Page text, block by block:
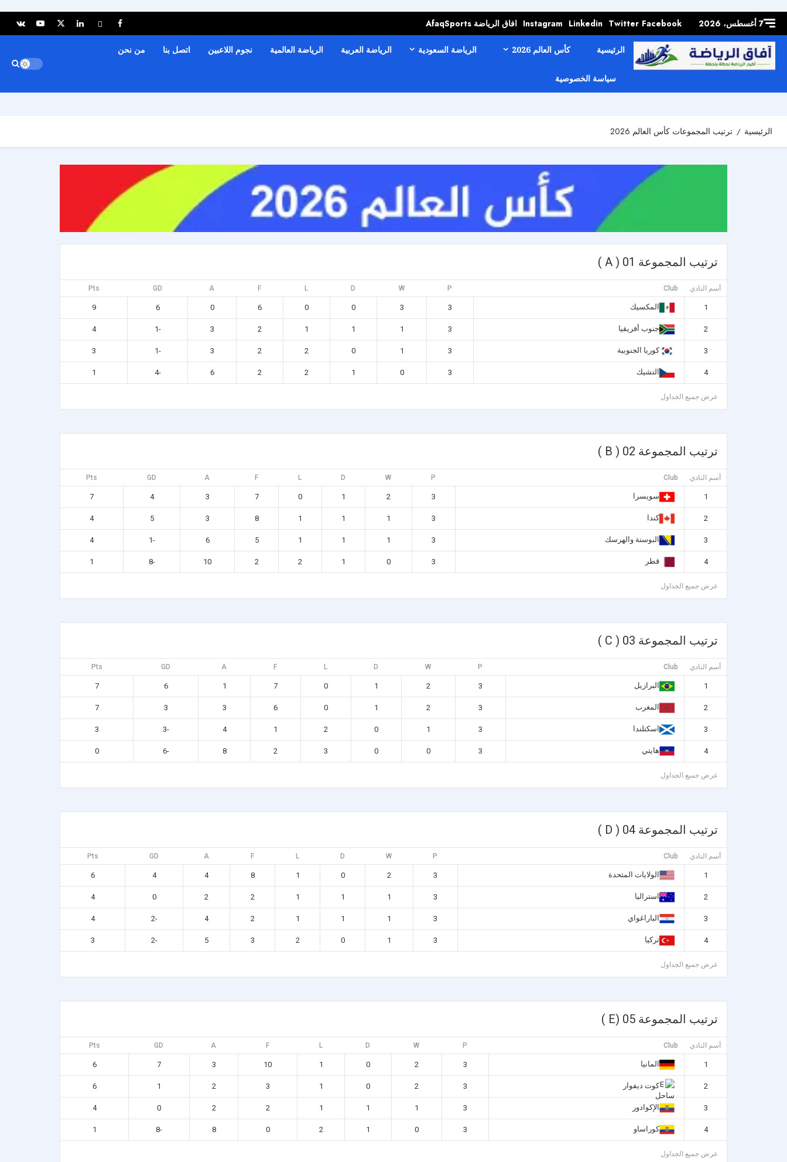
content7 أغسطس، 2026 Facebook
Twitter
Linkedin
Instagram افاق الرياضة AfaqSports
الرئيسية كأس العالم 2026 الرياضة السعودية الرياضة العربية الرياضة العالمية نجوم اللاعبين اتصل بنا من نحن
سياسة الخصوصية
الرئيسية ترتيب المجموعات كأس العالم 2026
ترتيب المجموعة 01 ( A )
أسم النادي Club
P
W
D
L
F
A
GD
Pts
1 المكسيك 3
3
0
0
6
0
6
9
2 جنوب أفريقيا 3
1
1
1
2
3
-1
4
3 كوريا الجنوبية 3
1
0
2
2
3
-1
3
4 التشيك 3
0
1
2
2
6
-4
1
عرض جميع الجداول
ترتيب المجموعة 02 ( B )
أسم النادي Club
P
W
D
L
F
A
GD
Pts
1 سويسرا 3
2
1
0
7
3
4
7
2 كندا 3
1
1
1
8
3
5
4
3 البوسنة والهرسك 3
1
1
1
5
6
-1
4
4 قطر 3
0
1
2
2
10
-8
1
عرض جميع الجداول
ترتيب المجموعة 03 ( C )
أسم النادي Club
P
W
D
L
F
A
GD
Pts
1 البرازيل 3
2
1
0
7
1
6
7
2 المغرب 3
2
1
0
6
3
3
7
3 اسكتلندا 3
1
0
2
1
4
-3
3
4 هايتي 3
0
0
3
2
8
-6
0
عرض جميع الجداول
ترتيب المجموعة 04 ( D )
أسم النادي Club
P
W
D
L
F
A
GD
Pts
1 الولايات المتحدة 3
2
0
1
8
4
4
6
2 استراليا 3
1
1
1
2
2
0
4
3 الباراغواي 3
1
1
1
2
4
-2
4
4 تركيا 3
1
0
2
3
5
-2
3
عرض جميع الجداول
ترتيب المجموعة 05 (E )
أسم النادي Club
P
W
D
L
F
A
GD
Pts
1 المانيا 3
2
0
1
10
3
7
6
2 كوت ديفوار 3
2
0
1
3
2
1
6
3 الإكوادور 3
1
1
1
2
2
0
4
4 كوراساو 3
0
1
2
0
8
-8
1
عرض جميع الجداول